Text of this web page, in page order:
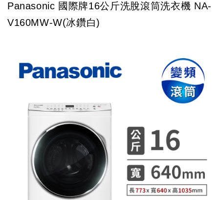
Panasonic 國際牌16公斤洗脫滾筒洗衣機 NA-
V160MW-W(冰鑽白)